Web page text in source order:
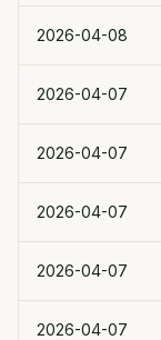
2026-04-08
2026-04-07
2026-04-07
2026-04-07
2026-04-07
2026-04-07